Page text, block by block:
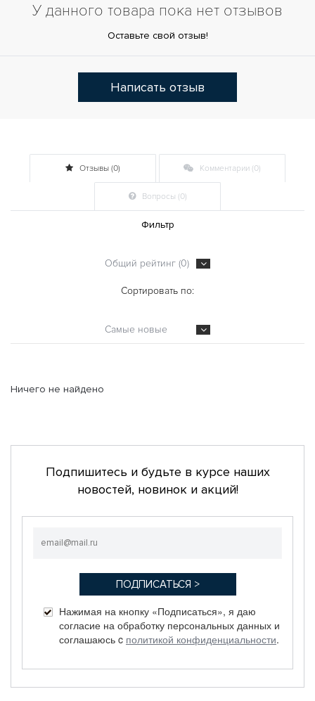
У данного товара пока нет отзывов
Оставьте свой отзыв!
Написать отзыв
Отзывы (0) Комментарии (0)
Вопросы (0)
Фильтр
Общий рейтинг (0)
Сортировать по:
Самые новые
Ничего не найдено
Подпишитесь и будьте в курсе наших
новостей, новинок и акций!
Нажимая на кнопку «Подписаться», я даю
согласие на обработку персональных данных и
соглашаюсь c политикой конфиденциальности.